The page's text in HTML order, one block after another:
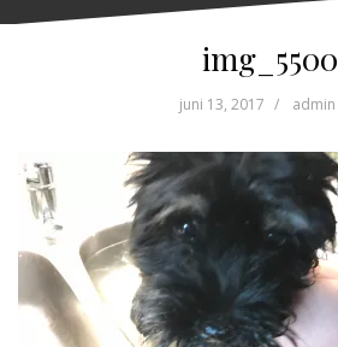
img_5500
juni 13, 2017 admin